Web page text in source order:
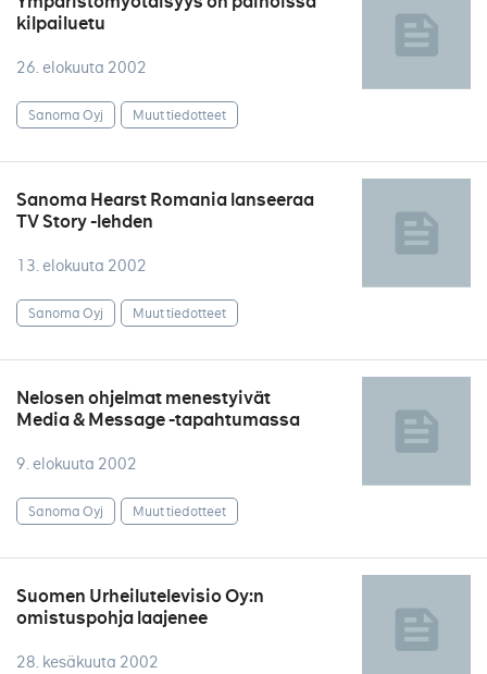
kilpailuetu
26. elokuuta 2002
Sanoma Oyj Muut tiedotteet
Sanoma Hearst Romania lanseeraa
TV Story -lehden
13. elokuuta 2002
Sanoma Oyj Muut tiedotteet
Nelosen ohjelmat menestyivät
Media & Message -tapahtumassa
9. elokuuta 2002
Sanoma Oyj Muut tiedotteet
Suomen Urheilutelevisio Oy:n
omistuspohja laajenee
28. kesäkuuta 2002